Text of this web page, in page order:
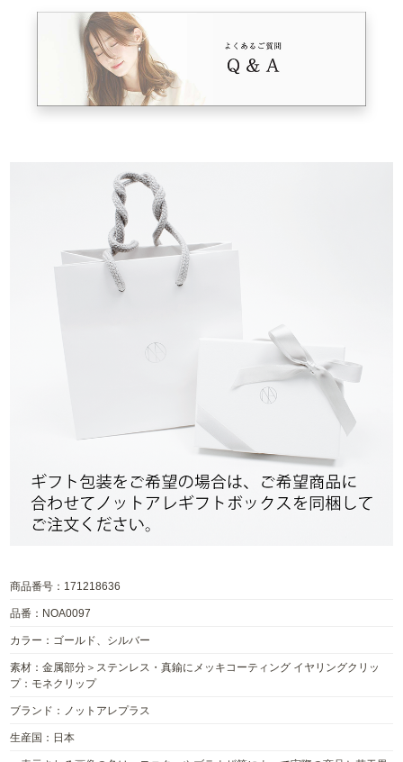
商品番号：171218636
品番：NOA0097
カラー：ゴールド、シルバー
素材：金属部分＞ステンレス・真鍮にメッキコーティング イヤリングクリッ
プ：モネクリップ
ブランド：ノットアレプラス
生産国：日本